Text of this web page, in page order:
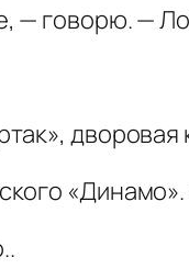
— говорю. —
дворовая